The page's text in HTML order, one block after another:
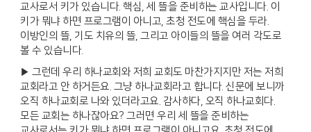
교사로서 키가 있습니다. 핵심, 세 뜰을 준비하는 교사입니다. 이
키가 뭐냐 하면 프로그램이 아니고, 초청 전도에 핵심을 두라.
이방인의 뜰, 기도 치유의 뜰, 그리고 아이들의 뜰을 여러 각도로
볼 수 있습니다.
▶ 그런데 우리 하나교회와 저희 교회도 마찬가지지만 저는 저희
교회라고 안 하거든요. 그냥 하나교회라고 합니다. 신문에 보니까
오직 하나교회로 나와 있더라고요. 감사하다, 오직 하나교회다.
모든 교회는 하나잖아요? 그러면 우리 세 뜰을 준비하는